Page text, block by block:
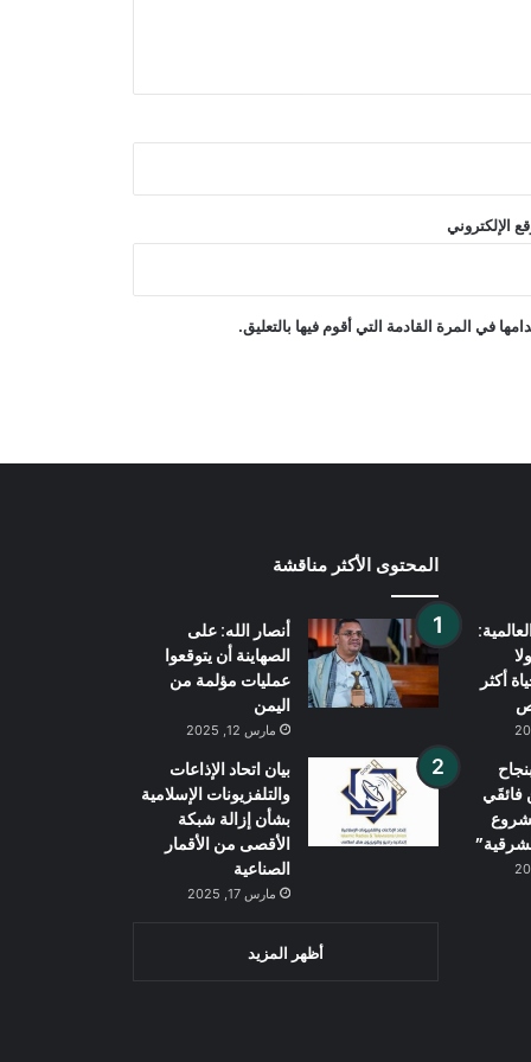
أمريكية ردًا على العقوبات الأمريكية!
بسبب تقريرها عن مخزون الصواريخ
الإلكتروني
في المرة القادمة التي أقوم فيها بالتعليق.
أكثر
فائقَي
المحتوى الأكثر مناقشة
أنصار الله: على
الصهاينة أن يتوقعوا
عمليات مؤلمة من
اليمن
مارس 12, 2025
بيان اتحاد الإذاعات
والتلفزيونات الإسلامية
بشأن إزالة شبكة
الأقصى من الأقمار
الصناعية
مارس 17, 2025
أظهر المزيد